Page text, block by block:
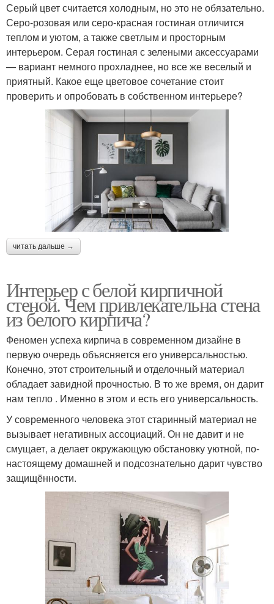
Серый цвет считается холодным, но это не обязательно.
Серо-розовая или серо-красная гостиная отличится
теплом и уютом, а также светлым и просторным
интерьером. Серая гостиная с зелеными аксессуарами
— вариант немного прохладнее, но все же веселый и
приятный. Какое еще цветовое сочетание стоит
проверить и опробовать в собственном интерьере?
читать дальше →
Интерьер с белой кирпичной
стеной. Чем привлекательна стена
из белого кирпича?
Феномен успеха кирпича в современном дизайне в
первую очередь объясняется его универсальностью.
Конечно, этот строительный и отделочный материал
обладает завидной прочностью. В то же время, он дарит
нам тепло . Именно в этом и есть его универсальность.
У современного человека этот старинный материал не
вызывает негативных ассоциаций. Он не давит и не
смущает, а делает окружающую обстановку уютной, по-
настоящему домашней и подсознательно дарит чувство
защищённости.